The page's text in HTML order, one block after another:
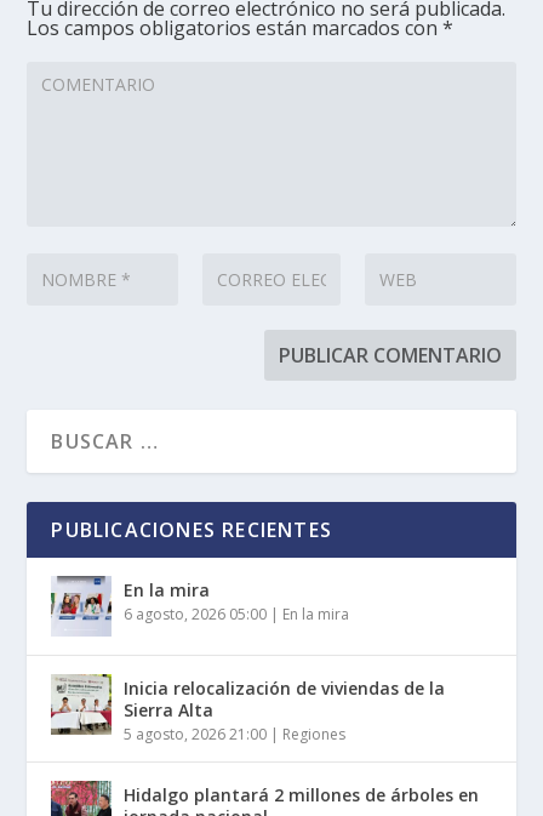
Tu dirección de correo electrónico no será publicada.
Los campos obligatorios están marcados con*
PUBLICACIONES RECIENTES
En la mira
6 agosto, 2026 05:00 | En la mira
Inicia relocalización de viviendas de la
Sierra Alta
5 agosto, 2026 21:00 | Regiones
Hidalgo plantará 2 millones de árboles en